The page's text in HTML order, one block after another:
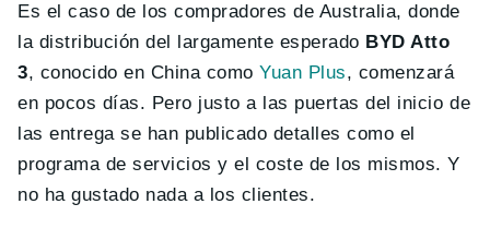
Es el caso de los compradores de Australia, donde
la distribución del largamente esperado BYD Atto
3, conocido en China como Yuan Plus, comenzará
en pocos días. Pero justo a las puertas del inicio de
las entrega se han publicado detalles como el
programa de servicios y el coste de los mismos. Y
no ha gustado nada a los clientes.